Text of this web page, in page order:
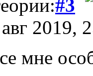
#3
2019,
мне